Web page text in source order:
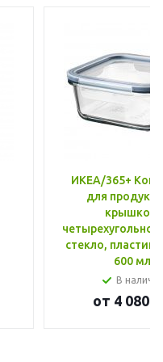
ИКЕА/365+
для
крышкой,
стекло, пластик
600 мл
В
от 4 080 ₸